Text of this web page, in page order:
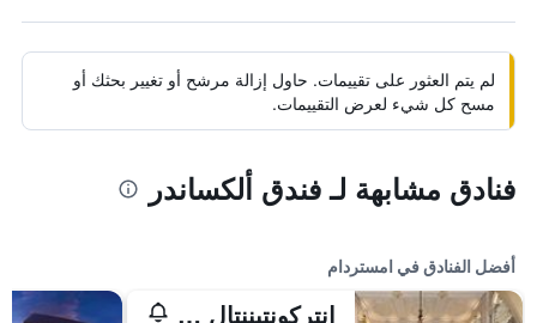
لم يتم العثور على تقييمات. حاول إزالة مرشح أو تغيير بحثك أو
مسح كل شيء لعرض التقييمات.
فنادق مشابهة لـ فندق ألكساندر
أفضل الفنادق في امستردام
إنتركونتيننتال أمستل أمستردام